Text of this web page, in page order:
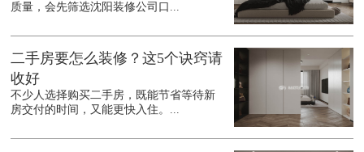
质量，会先筛选沈阳装修公司口...
二手房要怎么装修？这5个诀窍请
收好
不少人选择购买二手房，既能节省等待新
房交付的时间，又能更快入住。...